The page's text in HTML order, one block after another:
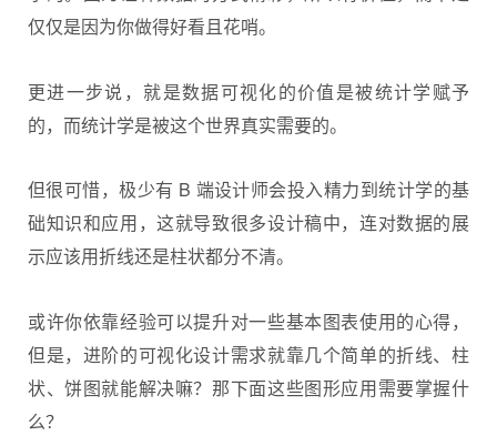
仅仅是因为你做得好看且花哨。
更进一步说，就是数据可视化的价值是被统计学赋予
的，而统计学是被这个世界真实需要的。
但很可惜，极少有 B 端设计师会投入精力到统计学的基
础知识和应用，这就导致很多设计稿中，连对数据的展
示应该用折线还是柱状都分不清。
或许你依靠经验可以提升对一些基本图表使用的心得，
但是，进阶的可视化设计需求就靠几个简单的折线、柱
状、饼图就能解决嘛？那下面这些图形应用需要掌握什
么？